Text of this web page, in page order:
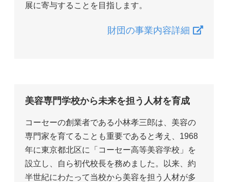
展に寄与することを目指します。
財団の事業内容詳細
美容専門学校から未来を担う人材を育成
コーセーの創業者である小林孝三郎は、美容の
専門家を育てることも重要であると考え、1968
年に東京都北区に「コーセー高等美容学校」を
設立し、自ら初代校長を務めました。以来、約
半世紀にわたって当校から美容を担う人材が多